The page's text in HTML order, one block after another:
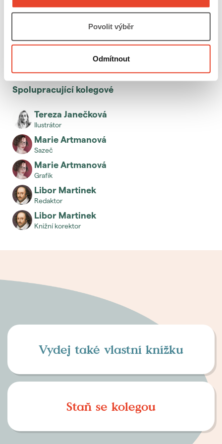
Povolit výběr
Odmítnout
Spolupracující kolegové
Tereza Janečková
ilustrátor
Marie Artmanová
sazeč
Marie Artmanová
grafik
Libor Martinek
redaktor
Libor Martinek
knižní korektor
Vydej také vlastní knížku
Staň se kolegou